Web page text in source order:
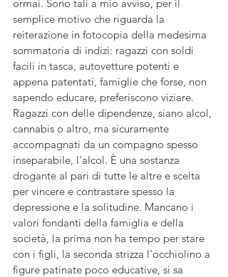
ormai. Sono tali a mio avviso, per il
semplice motivo che riguarda la
reiterazione in fotocopia della medesima
sommatoria di indizi: ragazzi con soldi
facili in tasca, autovetture potenti e
appena patentati, famiglie che forse, non
sapendo educare, preferiscono viziare.
Ragazzi con delle dipendenze, siano alcol,
cannabis o altro, ma sicuramente
accompagnati da un compagno spesso
inseparabile, l'alcol. È una sostanza
drogante al pari di tutte le altre e scelta
per vincere e contrastare spesso la
depressione e la solitudine. Mancano i
valori fondanti della famiglia e della
società, la prima non ha tempo per stare
con i figli, la seconda strizza l'occhiolino a
figure patinate poco educative, si sa